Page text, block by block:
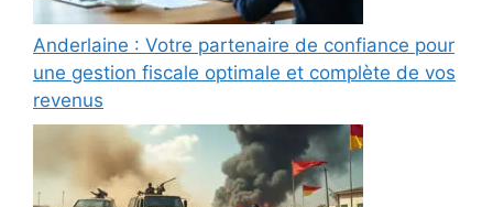
Anderlaine : Votre partenaire de confiance pour
une gestion fiscale optimale et complète de vos
revenus